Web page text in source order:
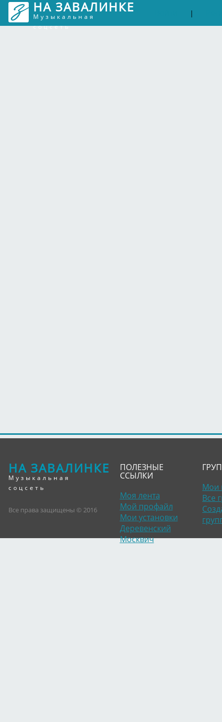
НА ЗАВАЛИНКЕ
Музыкальная
соцсеть
|
НА ЗАВАЛИНКЕ
Музыкальная
соцсеть
Все права защищены © 2016
ПОЛЕЗНЫЕ
ССЫЛКИ
Моя лента
Мой профайл
Мои установки
Деревенский
Москвич
Мои
Все